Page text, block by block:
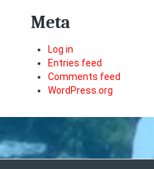
Meta
Log in
Entries feed
Comments feed
WordPress.org